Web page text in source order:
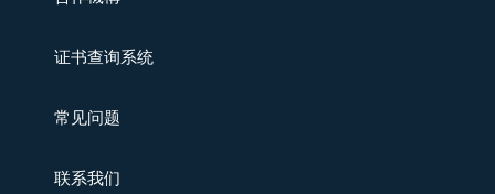
证书查询系统
常见问题
联系我们